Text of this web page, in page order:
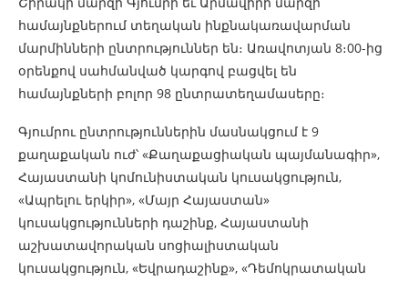
համայնքներում տեղական ինքնակառավարման
մարմինների ընտրություններ են։ Առավոտյան 8։00-ից
օրենքով սահմանված կարգով բացվել են
համայնքների բոլոր 98 ընտրատեղամասերը։
Գյումրու ընտրություններին մասնակցում է 9
քաղաքական ուժ՝ «Քաղաքացիական պայմանագիր»,
Հայաստանի կոմունիստական կուսակցություն,
«Ապրելու երկիր», «Մայր Հայաստան»
կուսակցությունների դաշինք, Հայաստանի
աշխատավորական սոցիալիստական
կուսակցություն, «Եվրադաշինք», «Դեմոկրատական